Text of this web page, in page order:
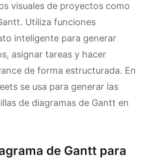
visuales de proyectos como
Utiliza funciones
inteligente para generar
asignar tareas y hacer
de forma estructurada. En
se usa para generar las
de diagramas de Gantt en
de Gantt para